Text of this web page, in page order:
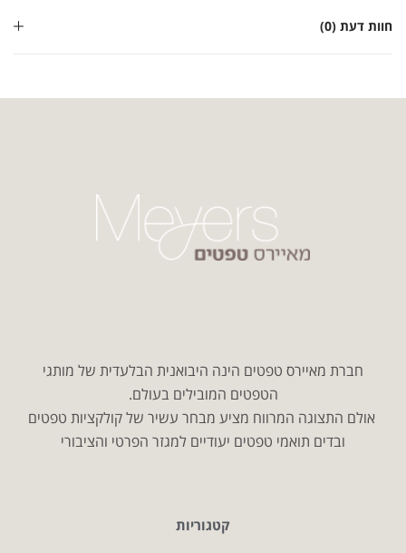
חוות דעת (0)
חברת מאיירס טפטים הינה היבואנית הבלעדית של מותגי
הטפטים המובילים בעולם.
אולם התצוגה המרווח מציע מבחר עשיר של קולקציות טפטים
ובדים תואמי טפטים יעודיים למגזר הפרטי והציבורי
קטגוריות